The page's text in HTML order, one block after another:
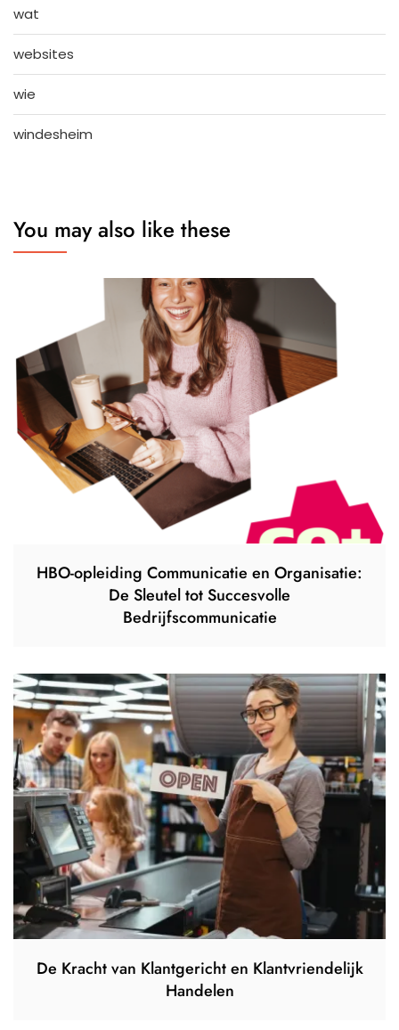
wat
websites
wie
windesheim
You may also like these
HBO-opleiding Communicatie en Organisatie:
De Sleutel tot Succesvolle
Bedrijfscommunicatie
De Kracht van Klantgericht en Klantvriendelijk
Handelen